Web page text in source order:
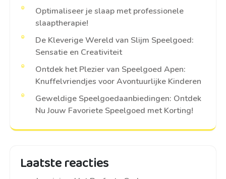
Optimaliseer je slaap met professionele
slaaptherapie!
De Kleverige Wereld van Slijm Speelgoed:
Sensatie en Creativiteit
Ontdek het Plezier van Speelgoed Apen:
Knuffelvriendjes voor Avontuurlijke Kinderen
Geweldige Speelgoedaanbiedingen: Ontdek
Nu Jouw Favoriete Speelgoed met Korting!
Laatste reacties